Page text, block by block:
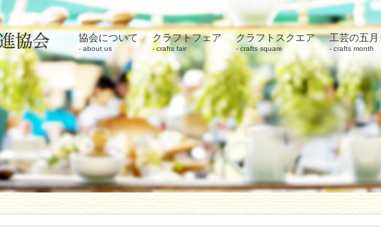
協会について
about us
クラフトフェア
crafts fair
クラフトスクエア
crafts square
工芸の五月
crafts month